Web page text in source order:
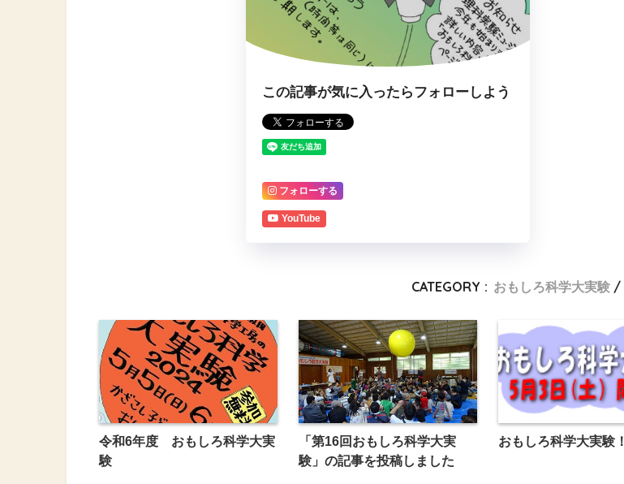
この記事が気に入ったらフォローしよう
フォローする
YouTube
CATEGORY : おもしろ科学大実験
令和6年度 おもしろ科学大実
験
「第16回おもしろ科学大実
験」の記事を投稿しました
おもしろ科学大実験！